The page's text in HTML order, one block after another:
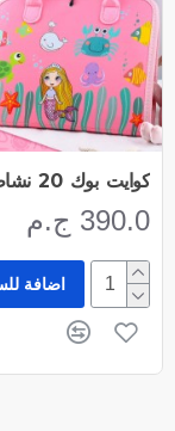
390.0 ج.م
اضافة